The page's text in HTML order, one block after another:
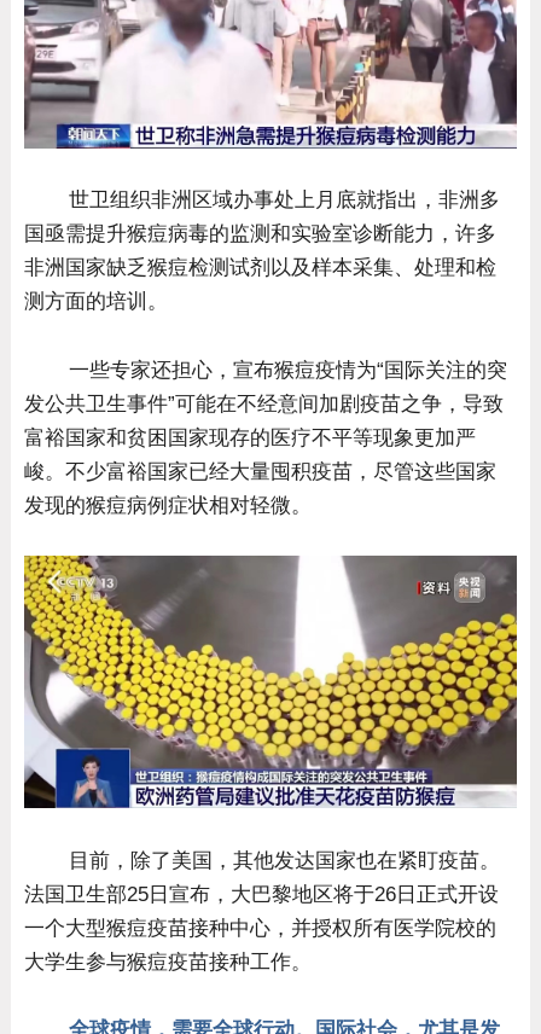
世卫组织非洲区域办事处上月底就指出，非洲多
国亟需提升猴痘病毒的监测和实验室诊断能力，许多
非洲国家缺乏猴痘检测试剂以及样本采集、处理和检
测方面的培训。
一些专家还担心，宣布猴痘疫情为“国际关注的突
发公共卫生事件”可能在不经意间加剧疫苗之争，导致
富裕国家和贫困国家现存的医疗不平等现象更加严
峻。不少富裕国家已经大量囤积疫苗，尽管这些国家
发现的猴痘病例症状相对轻微。
目前，除了美国，其他发达国家也在紧盯疫苗。
法国卫生部25日宣布，大巴黎地区将于26日正式开设
一个大型猴痘疫苗接种中心，并授权所有医学院校的
大学生参与猴痘疫苗接种工作。